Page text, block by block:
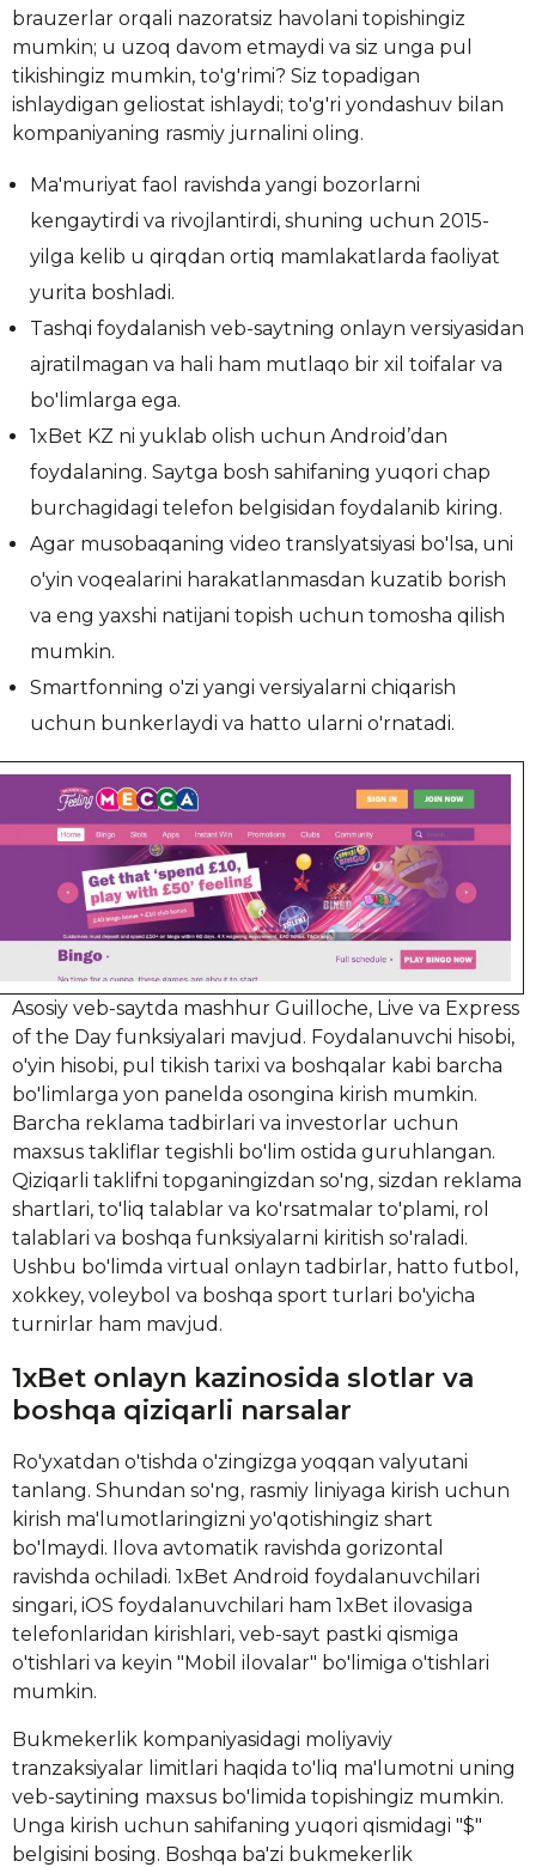
brauzerlar orqali nazoratsiz havolani topishingiz
mumkin; u uzoq davom etmaydi va siz unga pul
tikishingiz mumkin, to'g'rimi? Siz topadigan
ishlaydigan geliostat ishlaydi; to'g'ri yondashuv bilan
kompaniyaning rasmiy jurnalini oling.
Ma'muriyat faol ravishda yangi bozorlarni
kengaytirdi va rivojlantirdi, shuning uchun 2015-
yilga kelib u qirqdan ortiq mamlakatlarda faoliyat
yurita boshladi.
Tashqi foydalanish veb-saytning onlayn versiyasidan
ajratilmagan va hali ham mutlaqo bir xil toifalar va
bo'limlarga ega.
1xBet KZ ni yuklab olish uchun Android’dan
foydalaning. Saytga bosh sahifaning yuqori chap
burchagidagi telefon belgisidan foydalanib kiring.
Agar musobaqaning video translyatsiyasi bo'lsa, uni
o'yin voqealarini harakatlanmasdan kuzatib borish
va eng yaxshi natijani topish uchun tomosha qilish
mumkin.
Smartfonning o'zi yangi versiyalarni chiqarish
uchun bunkerlaydi va hatto ularni o'rnatadi.
Asosiy veb-saytda mashhur Guilloche, Live va Express
of the Day funksiyalari mavjud. Foydalanuvchi hisobi,
o'yin hisobi, pul tikish tarixi va boshqalar kabi barcha
bo'limlarga yon panelda osongina kirish mumkin.
Barcha reklama tadbirlari va investorlar uchun
maxsus takliflar tegishli bo'lim ostida guruhlangan.
Qiziqarli taklifni topganingizdan so'ng, sizdan reklama
shartlari, to'liq talablar va ko'rsatmalar to'plami, rol
talablari va boshqa funksiyalarni kiritish so'raladi.
Ushbu bo'limda virtual onlayn tadbirlar, hatto futbol, ​​
xokkey, voleybol va boshqa sport turlari bo'yicha
turnirlar ham mavjud.
1xBet onlayn kazinosida slotlar va
boshqa qiziqarli narsalar
Ro'yxatdan o'tishda o'zingizga yoqqan valyutani
tanlang. Shundan so'ng, rasmiy liniyaga kirish uchun
kirish ma'lumotlaringizni yo'qotishingiz shart
bo'lmaydi. Ilova avtomatik ravishda gorizontal
ravishda ochiladi. 1xBet Android foydalanuvchilari
singari, iOS foydalanuvchilari ham 1xBet ilovasiga
telefonlaridan kirishlari, veb-sayt pastki qismiga
o'tishlari va keyin "Mobil ilovalar" bo'limiga o'tishlari
mumkin.
Bukmekerlik kompaniyasidagi moliyaviy
tranzaksiyalar limitlari haqida to'liq ma'lumotni uning
veb-saytining maxsus bo'limida topishingiz mumkin.
Unga kirish uchun sahifaning yuqori qismidagi "$"
belgisini bosing. Boshqa ba'zi bukmekerlik